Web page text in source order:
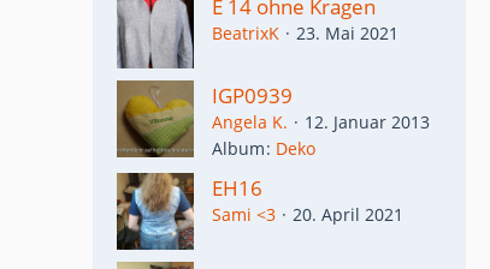
E 14 ohne Kragen
BeatrixK 23. Mai 2021
IGP0939
Angela K.
12. Januar 2013
Album Deko
EH16
Sami <3 20. April 2021